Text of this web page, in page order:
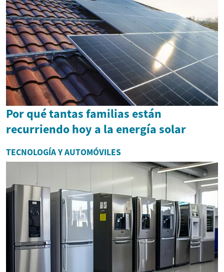
Por qué tantas familias están
recurriendo hoy a la energía solar
TECNOLOGÍA Y AUTOMÓVILES